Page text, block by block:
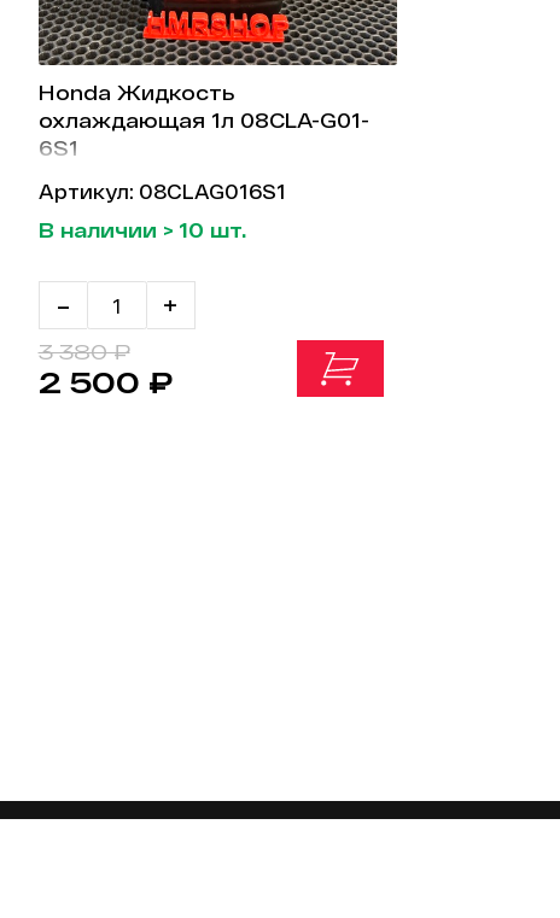
Honda Жидкость
охлаждающая 1л 08CLA-G01-
6S1
Артикул: 08CLAG016S1
В наличии > 10 шт.
- +
2 500 ₽
3 380 ₽